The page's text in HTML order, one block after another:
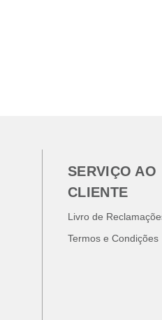
SERVIÇO AO
CLIENTE
Livro de
Termos e Condições